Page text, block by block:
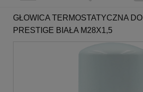
GŁOWICA TERMOSTATYCZNA
PRESTIGE BIAŁA M28X1,5